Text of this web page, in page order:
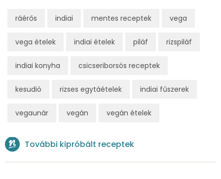
ráérős indiai mentes receptek vega
vega ételek indiai ételek piláf rizspiláf
indiai konyha csicseriborsós receptek
kesudió rizses egytáételek indiai fűszerek
vegaunár vegán vegán ételek
Összesen
103.5 g
Cukor
16 mg
Élelmi rost
Vitaminok
További kipróbált receptek